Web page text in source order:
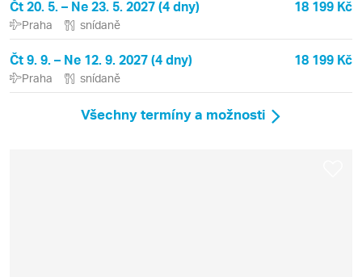
Čt 20. 5. – Ne 23. 5. 2027 (4 dny) 18 199 Kč
Praha snídaně
Čt 9. 9. – Ne 12. 9. 2027 (4 dny) 18 199 Kč
Praha snídaně
Všechny termíny a možnosti